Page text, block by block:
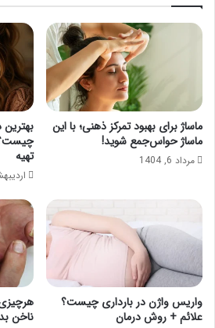
ماساژ برای بهبود تمرکز ذهنی؛ با این
ماساژ حواس‌جمع شوید!
مرداد 6, 1404
تهیه
اردیبهشت
واریس واژن در بارداری چیست؟
علائم + روش درمان
ناخن